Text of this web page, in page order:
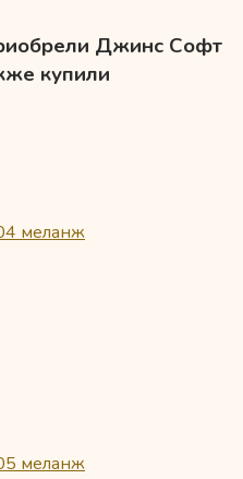
Джинс Софт
купили
меланж
меланж